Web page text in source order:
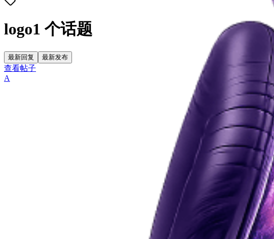
logo1 个话题
最新回复 最新发布
查看帖子
A